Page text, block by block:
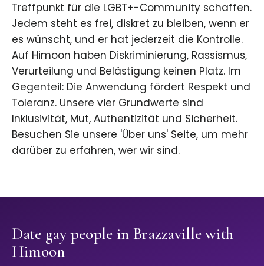
Treffpunkt für die LGBT+-Community schaffen.
Jedem steht es frei, diskret zu bleiben, wenn er
es wünscht, und er hat jederzeit die Kontrolle.
Auf Himoon haben Diskriminierung, Rassismus,
Verurteilung und Belästigung keinen Platz. Im
Gegenteil: Die Anwendung fördert Respekt und
Toleranz. Unsere vier Grundwerte sind
Inklusivität, Mut, Authentizität und Sicherheit.
Besuchen Sie unsere 'Über uns' Seite, um mehr
darüber zu erfahren, wer wir sind.
Date gay people in Brazzaville with
Himoon